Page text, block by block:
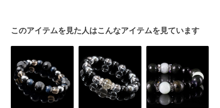
このアイテムを見た人はこんなアイテムを見ています